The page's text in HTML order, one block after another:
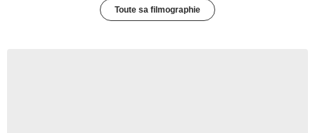
Toute sa filmographie